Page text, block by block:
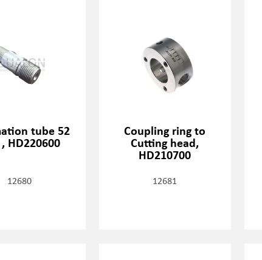
tube 52
HD220600
12680
Coupling ring to
Cutting head,
HD210700
12681